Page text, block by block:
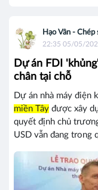
Hạo Vân -
22:35 05/05/
Dự án FDI
chân tại chỗ
Dự án nhà máy điện
miền Tây được xây
quyết định chủ
USD vẫn đang trong